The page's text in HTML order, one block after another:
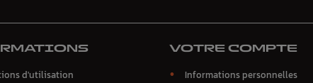
d'utilisation
VOTRE COMPTE
Informations personnelles